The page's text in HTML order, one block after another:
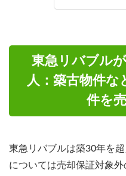
東急リバブル
人：築古物件
件を
東急リバブルは築30年を
については売却保証対象